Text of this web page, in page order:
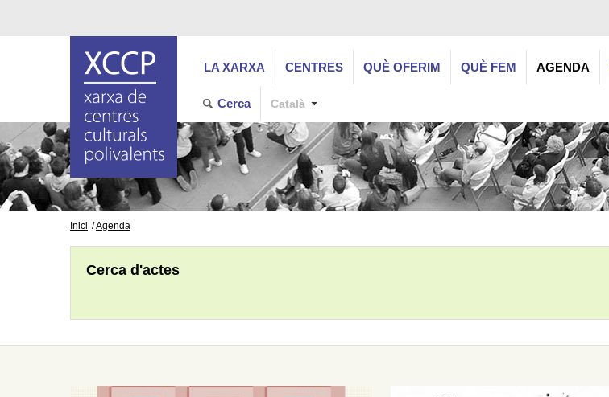
LA XARXA CENTRES QUÈ OFERIM QUÈ FEM AGENDA
Cerca Català
Inici Agenda
Cerca d'actes